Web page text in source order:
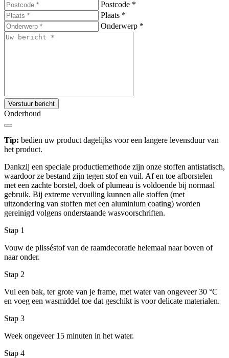
Postcode *
Plaats *
Onderwerp *
Verstuur bericht
Onderhoud
Tip: bedien uw product dagelijks voor een langere levensduur van
het product.
Dankzij een speciale productiemethode zijn onze stoffen antistatisch,
waardoor ze bestand zijn tegen stof en vuil. Af en toe afborstelen
met een zachte borstel, doek of plumeau is voldoende bij normaal
gebruik. Bij extreme vervuiling kunnen alle stoffen (met
uitzondering van stoffen met een aluminium coating) worden
gereinigd volgens onderstaande wasvoorschriften.
Stap 1
Vouw de plisséstof van de raamdecoratie helemaal naar boven of
naar onder.
Stap 2
Vul een bak, ter grote van je frame, met water van ongeveer 30 °C
en voeg een wasmiddel toe dat geschikt is voor delicate materialen.
Stap 3
Week ongeveer 15 minuten in het water.
Stap 4